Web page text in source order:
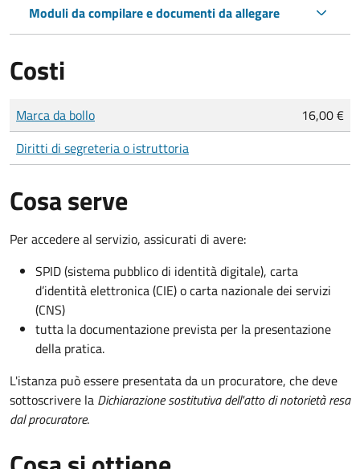
Moduli da compilare e documenti da allegare
Costi
Tipo di pagamento
Importo
Marca da bollo
16,00 €
Diritti di segreteria o istruttoria
Cosa serve
Per accedere al servizio, assicurati di avere:
SPID (sistema pubblico di identità digitale), carta
d’identità elettronica (CIE) o carta nazionale dei servizi
(CNS)
tutta la documentazione prevista per la presentazione
della pratica.
L'istanza può essere presentata da un procuratore, che deve
sottoscrivere la Dichiarazione sostitutiva dell'atto di notorietà resa
dal procuratore.